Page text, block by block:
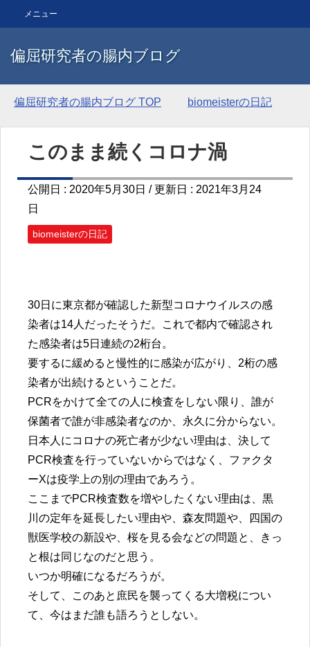
偏屈研究者の腸内ブログ
メニュー
偏屈研究者の腸内ブログ TOP biomeisterの日記
このまま続くコロナ渦
公開日 : 2020年5月30日 / 更新日 : 2021年3月24
日
biomeisterの日記
30日に東京都が確認した新型コロナウイルスの感
染者は14人だったそうだ。これで都内で確認され
た感染者は5日連続の2桁台。
要するに緩めると慢性的に感染が広がり、2桁の感
染者が出続けるということだ。
PCRをかけて全ての人に検査をしない限り、誰が
保菌者で誰が非感染者なのか、永久に分からない。
日本人にコロナの死亡者が少ない理由は、決して
PCR検査を行っていないからではなく、ファクタ
ーXは疫学上の別の理由であろう。
ここまでPCR検査数を増やしたくない理由は、黒
川の定年を延長したい理由や、森友問題や、四国の
獣医学校の新設や、桜を見る会などの問題と、きっ
と根は同じなのだと思う。
いつか明確になるだろうが。
そして、このあと庶民を襲ってくる大増税につい
て、今はまだ誰も語ろうとしない。